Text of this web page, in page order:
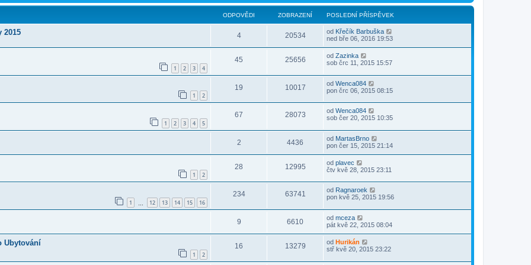
ODPOVĚDI ZOBRAZENÍ POSLEDNÍ PŘÍSPĚVEK
2015 4 20534 od Křečík Barbuška
ned bře 06, 2016 19:53
1 2 3 4
45 25656 od Zazinka
sob črc 11, 2015 15:57
1 2
19 10017 od Wenca084
pon črc 06, 2015 08:15
1 2 3 4 5
67 28073 od Wenca084
sob čer 20, 2015 10:35
2 4436 od MartasBrno
pon čer 15, 2015 21:14
1 2
28 12995 od plavec
čtv kvě 28, 2015 23:11
1 12 13 14 15 16
234 63741 od Ragnaroek
pon kvě 25, 2015 19:56
9 6610 od mceza
pát kvě 22, 2015 08:04
Ubytování
1 2
16 13279 od Hurikán
stř kvě 20, 2015 23:22